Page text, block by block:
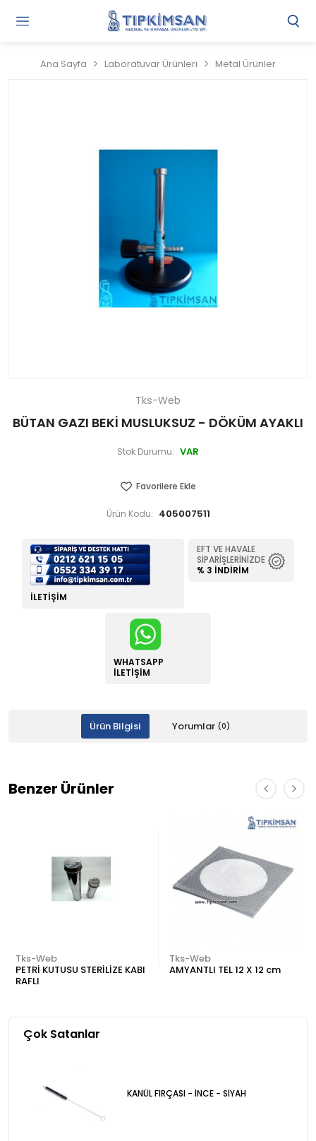
Ana Sayfa Laboratuvar Ürünleri Metal Ürünler
Tks-Web
BÜTAN GAZI BEKİ MUSLUKSUZ - DÖKÜM AYAKLI
Stok Durumu: VAR
Favorilere Ekle
Ürün Kodu: 405007511
İLETIŞIM
EFT VE HAVALE
SIPARIŞLERINIZDE
% 3 İNDIRIM
WHATSAPP
İLETIŞIM
Ürün Bilgisi Yorumlar (0)
Benzer Ürünler
Tks-Web
PETRİ KUTUSU STERİLİZE KABI
RAFLI
Tks-Web
AMYANTLI TEL 12 X 12 cm
Çok Satanlar
KANÜL FIRÇASI - İNCE - SİYAH